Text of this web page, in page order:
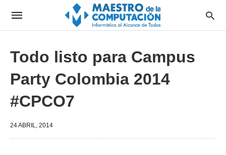
Todo listo para Campus
Party Colombia 2014
#CPCO7
24 ABRIL, 2014